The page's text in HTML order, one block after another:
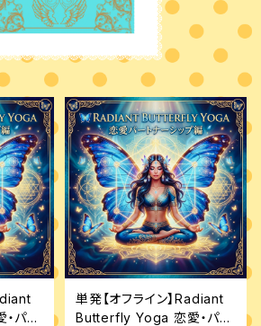
パー
単発【オフライン】Radiant
Butterfly Yoga 恋愛・パー